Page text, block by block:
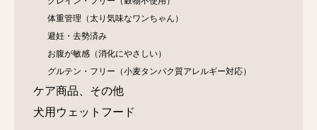
体重管理（太り気味なワンちゃん）
避妊・去勢済み
お腹が敏感（消化にやさしい）
グルテン・フリー（小麦タンパク質アレルギー対応）
ケア商品、その他
犬用ウェットフード